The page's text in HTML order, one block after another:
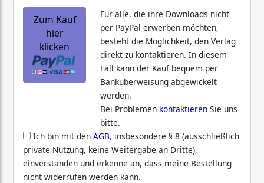
Zum Kauf
hier
klicken
Für alle, die ihre Downloads nicht
per PayPal erwerben möchten,
besteht die Möglichkeit, den Verlag
direkt zu kontaktieren. In diesem
Fall kann der Kauf bequem per
Banküberweisung abgewickelt
werden.
Bei Problemen kontaktieren Sie uns
bitte.
Ich bin mit den AGB, insbesondere § 8 (ausschließlich
private Nutzung, keine Weitergabe an Dritte),
einverstanden und erkenne an, dass meine Bestellung
nicht widerrufen werden kann.